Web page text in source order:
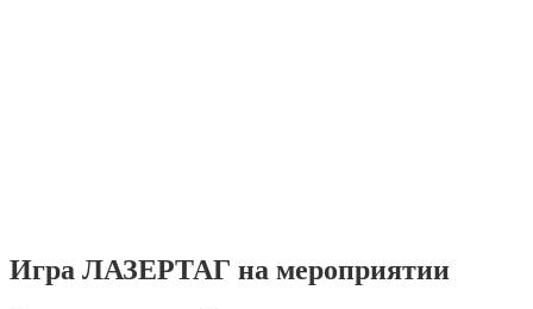
Игра ЛАЗЕРТАГ на мероприятии